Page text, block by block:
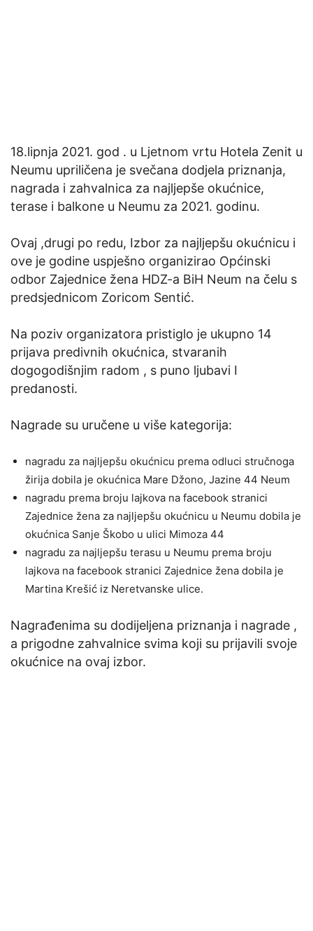
18.lipnja 2021. god . u Ljetnom vrtu Hotela Zenit u
Neumu upriličena je svečana dodjela priznanja,
nagrada i zahvalnica za najljepše okućnice,
terase i balkone u Neumu za 2021. godinu.
Ovaj ,drugi po redu, Izbor za najljepšu okućnicu i
ove je godine uspješno organizirao Općinski
odbor Zajednice žena HDZ-a BiH Neum na čelu s
predsjednicom Zoricom Sentić.
Na poziv organizatora pristiglo je ukupno 14
prijava predivnih okućnica, stvaranih
dogogodišnjim radom , s puno ljubavi I
predanosti.
Nagrade su uručene u više kategorija:
nagradu za najljepšu okućnicu prema odluci stručnoga
žirija dobila je okućnica Mare Džono, Jazine 44 Neum
nagradu prema broju lajkova na facebook stranici
Zajednice žena za najljepšu okućnicu u Neumu dobila je
okućnica Sanje Škobo u ulici Mimoza 44
nagradu za najljepšu terasu u Neumu prema broju
lajkova na facebook stranici Zajednice žena dobila je
Martina Krešić iz Neretvanske ulice.
Nagrađenima su dodijeljena priznanja i nagrade ,
a prigodne zahvalnice svima koji su prijavili svoje
okućnice na ovaj izbor.